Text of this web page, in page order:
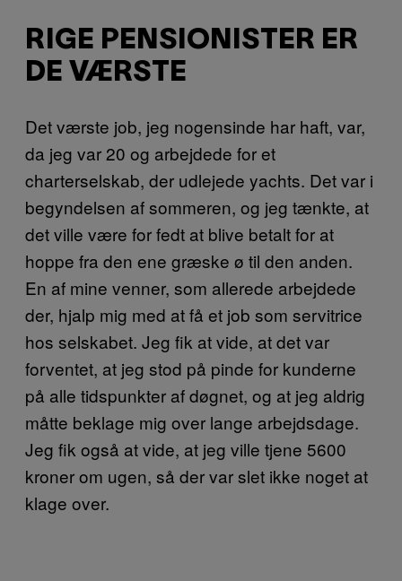
RIGE PENSIONISTER ER
DE VÆRSTE
Det værste job, jeg nogensinde har haft, var,
da jeg var 20 og arbejdede for et
charterselskab, der udlejede yachts. Det var i
begyndelsen af sommeren, og jeg tænkte, at
det ville være for fedt at blive betalt for at
hoppe fra den ene græske ø til den anden.
En af mine venner, som allerede arbejdede
der, hjalp mig med at få et job som servitrice
hos selskabet. Jeg fik at vide, at det var
forventet, at jeg stod på pinde for kunderne
på alle tidspunkter af døgnet, og at jeg aldrig
måtte beklage mig over lange arbejdsdage.
Jeg fik også at vide, at jeg ville tjene 5600
kroner om ugen, så der var slet ikke noget at
klage over.